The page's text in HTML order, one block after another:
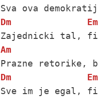
Dm
Em
Am
Dm
Em
Sve im je egal,